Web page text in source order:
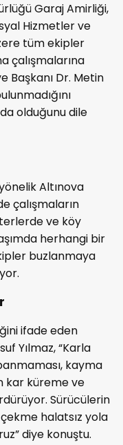
Garaj Amirliği,
Hizmetler ve
tüm ekipler
çalışmalarına
Başkanı Dr. Metin
olduğunu dile
Altınova
çalışmaların
ve köy
herhangi bir
buzlanmaya
ifade eden
Yılmaz, “Karla
kayma
kar küreme ve
Sürücülerin
halatsız yola
diye konuştu.